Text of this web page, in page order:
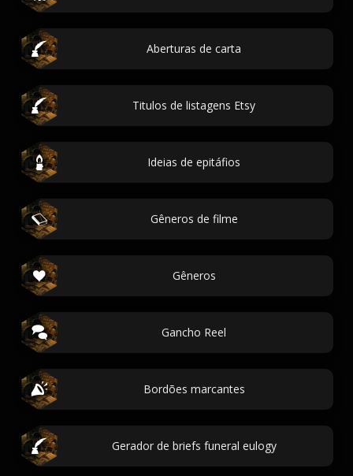
Aberturas de carta
Titulos de listagens Etsy
Ideias de epitáfios
Gêneros de filme
Gêneros
Gancho Reel
Bordões marcantes
Gerador de briefs funeral eulogy